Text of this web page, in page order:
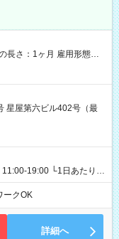
長さ：1ヶ月 雇用形態、
星屋第六ビル402号（最
11:00-19:00 └1日あたりの
あれば、いつでも勤務可
日でご勤務いただけま
が可能なお仕事です！
ークOK
詳細へ